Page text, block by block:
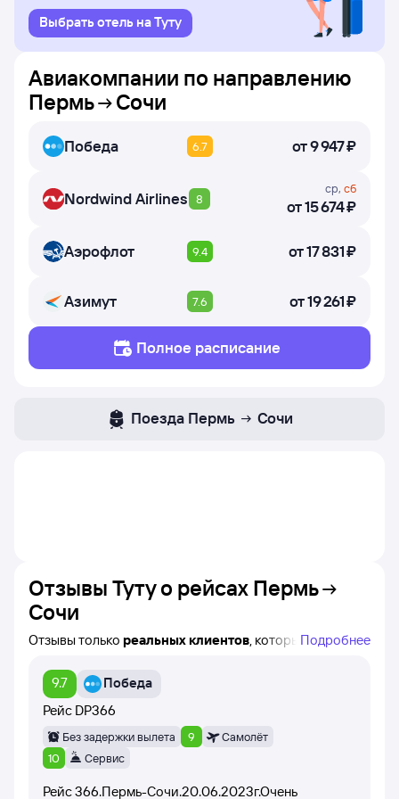
Выбрать отель на Туту
Авиакомпании по направлению
Пермь
Сочи
Победа 6.7 от9 ⁠947 ⁠₽
Nordwind Airlines 8
ср, сб
от15 ⁠674 ⁠₽
Аэрофлот 9.4 от17 ⁠831 ⁠₽
Азимут 7.6 от19 ⁠261 ⁠₽
Полное расписание
Поезда Пермь Сочи
Отзывы Туту о рейсах Пермь
Сочи
Отзывы только реальных клиентов, которые
Сочи на Туту!
Вы можете найти время вылета, авиакомпанию
и название конкретного рейса, а также дату написания
При написании отзывов пользователи оценивают рейс
вежливость стюардесс, питание на борту самолёта).
Подробнее
9.7
Победа
Рейс DP366
Без задержки вылета 9
Самолёт
10
Сервис
Рейс 366.Пермь-Сочи.20.06.2023г.Очень